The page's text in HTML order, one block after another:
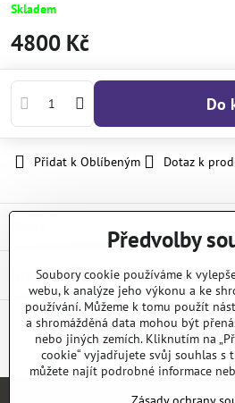
Skladem
4800 Kč
Přidat k Oblíbeným Dotaz k
Diskuse 2
FacebookTwitterBlueskyPinterest
Předvolby
Soubory cookie používáme k
webu, k analýze jeho výkonu a ke
používání. Můžeme k tomu použít
a shromážděná data mohou být
nebo jiných zemích. Kliknutím na
cookie“ vyjadřujete svůj souhlas s
můžete najít podrobné informace